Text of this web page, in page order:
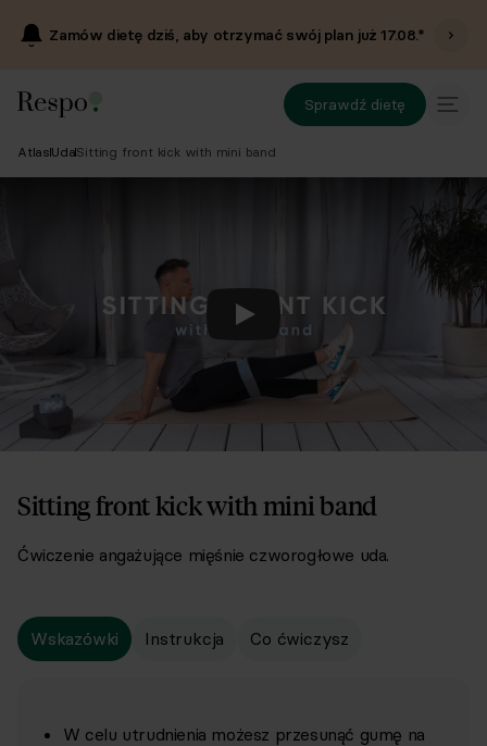
Zamów dietę dziś, aby otrzymać swój plan już17.08.*
Sprawdź dietę
Atlas UdaSitting front kick with mini band
Odtwórz
Sitting front kick with mini band
Ćwiczenie angażujące mięśnie czworogłowe uda.
Wskazówki Instrukcja Co ćwiczysz
W celu utrudnienia możesz przesunąć gumę na